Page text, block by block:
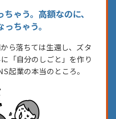
ゃう。 高額なのに、
ちゃう。
ら落ちては生還し、ズタ
「自分のしごと」を作り
起業の本当のところ。